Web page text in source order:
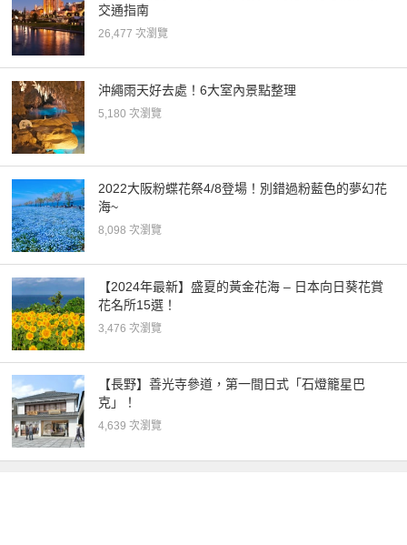
交通指南
26,477 次瀏覽
沖繩雨天好去處！6大室內景點整理
5,180 次瀏覽
2022大阪粉蝶花祭4/8登場！別錯過粉藍色的夢幻花
海~
8,098 次瀏覽
​​【2024年最新】盛夏的黃金花海 – 日本向日葵花賞
花名所15選！
3,476 次瀏覽
【長野】善光寺參道，第一間日式「石燈籠星巴
克」！
4,639 次瀏覽